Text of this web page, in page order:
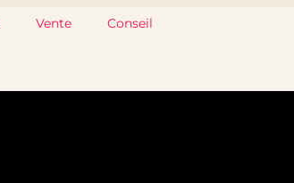
Vente Conseil